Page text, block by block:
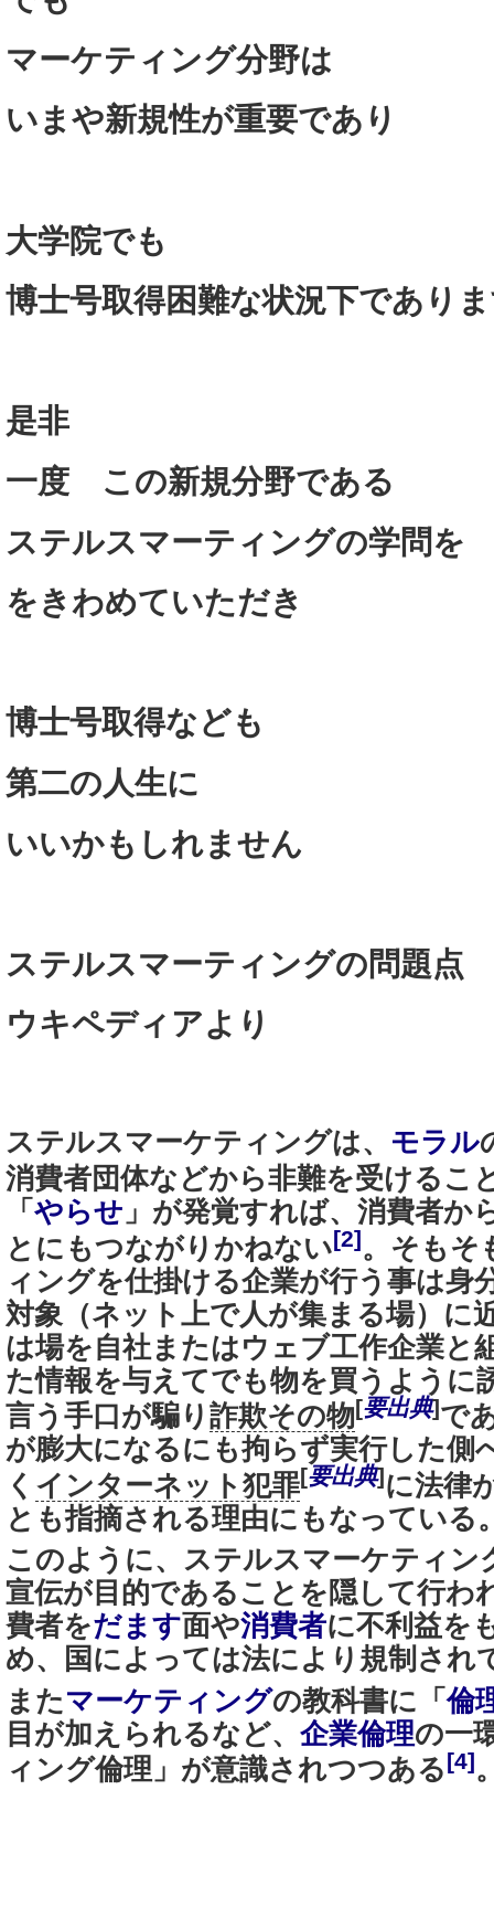
マーケティング分野は
いまや新規性が重要であり
大学院でも
博士号取得困難な状況下であり
是非
一度 この新規分野である
ステルスマーティングの学問を
をきわめていただき
博士号取得なども
第二の人生に
いいかもしれません
ステルスマーティングの問題点
ウキペディアより
ステルスマーケティングは、 モラル
消費者団体などから非難を受けるこ
「 やらせ 」が発覚すれば、消費者か
とにもつながりかねない[2]。そもそ
ィングを仕掛ける企業が行う事は身
対象（ネット上で人が集まる場）に
は場を自社またはウェブ工作企業と
た情報を与えてでも物を買うように
言う手口が騙り 詐欺その物[要出典]で
が膨大になるにも拘らず実行した側
く インターネット犯罪[要出典]に法律
とも指摘される理由にもなっている
このように、ステルスマーケティン
宣伝が目的であることを隠して行わ
費者をだます面や消費者に不利益を
め、国によっては法により規制され
またマーケティングの教科書に「倫
目が加えられるなど、 企業倫理の一
ィング倫理」が意識されつつある[4]